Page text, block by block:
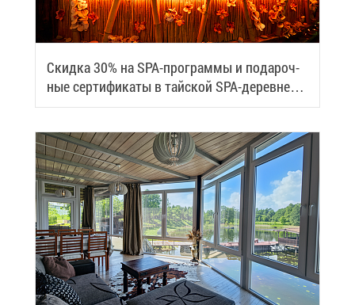
Скид­ка 30% на SPA-про­грам­мы и по­да­роч­
ные сер­ти­фи­ка­ты в тай­ской SPA-де­ревне
Samui